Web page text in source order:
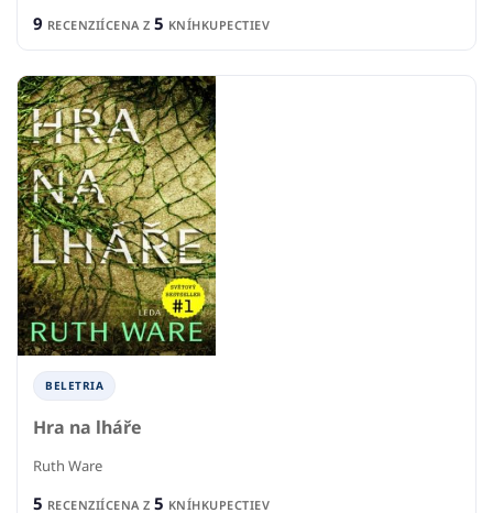
9 RECENZIÍCENA Z 5 KNÍHKUPECTIEV
BELETRIA
Hra na lháře
Ruth Ware
5 RECENZIÍCENA Z 5 KNÍHKUPECTIEV